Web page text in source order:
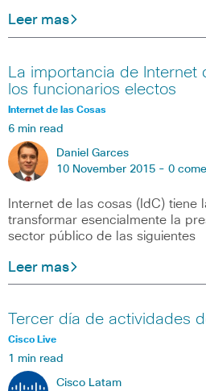
Leer mas
La importancia de
los funcionarios electos
Internet de las Cosas
6 min read
Daniel Garces
10 November 2015 - 0
Internet de las cosas (IdC) tiene
transformar esencialmente la
sector público de las siguientes
Leer mas
Tercer día de actividades
Cisco Live
1 min read
Cisco Latam